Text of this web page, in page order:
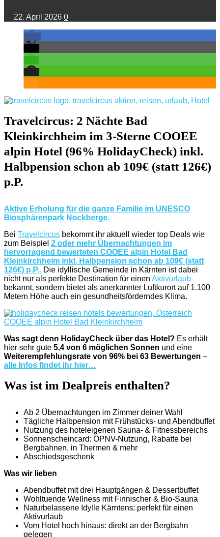
22. April 2026 0
Travelcircus: 2 Nächte Bad
Kleinkirchheim im 3-Sterne COOEE
alpin Hotel (96% HolidayCheck) inkl.
Halbpension schon ab 109€ (statt 126€)
p.P.
Aktive Erholung für die ganze Familie im UNESCO
Biosphärenpark Nockberge.
Bei Travelcircus bekommt ihr aktuell wieder top Deals wie
zum Beispiel 2 oder mehr Übernachtungen im
hervorragend bewerteten COOEE alpin Hotel Bad
Kleinkirchheim inkl. Halbpension schon ab 109€ (statt
126€) p.P.. Die idyllische Gemeinde in Kärnten ist dabei
nicht nur als perfekte Destination für einen Aktivurlaub
bekannt, sondern bietet als anerkannter Luftkurort auf 1.100
Metern Höhe auch ein gesundheitsförderndes Klima.
Was sagt denn HolidayCheck über das Hotel? Es erhält
hier sehr gute 5,4 von 6 möglichen Sonnen und eine
Weiterempfehlungsrate von 96% bei 63 Bewertungen –
alle Infos findet ihr hier…
Was ist im Dealpreis enthalten?
Ab 2 Übernachtungen im Zimmer deiner Wahl
Tägliche Halbpension mit Frühstücks- und Abendbuffet
Nutzung des hoteleigenen Sauna- & Fitnessbereichs
Sonnenscheincard: ÖPNV-Nutzung, Rabatte bei
Bergbahnen, in Thermen & mehr
Abschiedsgeschenk
Was wir lieben
Abendbuffet mit drei Hauptgängen & Dessertbuffet
Wohltuende Wellness mit Finnischer & Bio-Sauna
Naturbelassene Idylle Kärntens: perfekt für einen
Aktivurlaub
Vom Hotel hoch hinaus: direkt an der Bergbahn
gelegen